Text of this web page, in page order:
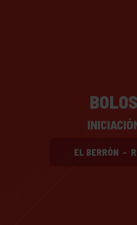
BOLOS
EL BERRÓN -